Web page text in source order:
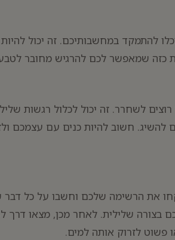
להתמקד במחשבותיכם. זה יכול
כזה שמאפשר לכם להרגיש מחובר
לשחרר. זה יכול לכלול רגשות
להשיג. חשוב להיות כנים עם עצמכם
את הרשימה שלכם וחשבו על כל דבר
בצורה שלילית. לאחר מכן, מצאו
פשוט לזרוק אותה למים.